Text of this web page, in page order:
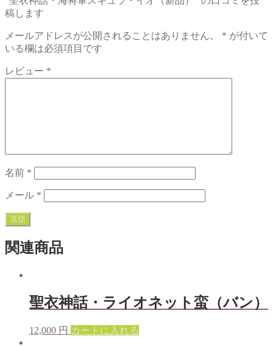
稿します
メールアドレスが公開されることはありません。 * が付いて
いる欄は必須項目です
レビュー *
名前 *
メール *
関連商品
聖衣神話・ライオネット蛮（バン）
12,000 円 カートに入れる